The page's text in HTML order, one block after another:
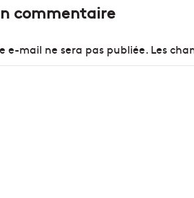
commentaire
e-mail ne sera pas publiée. Les